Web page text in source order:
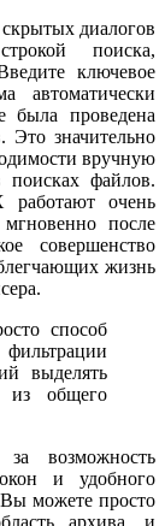
диалогов
поиска,
ключевое
автоматически
была проведена
значительно
вручную
поисках файлов.
очень
мгновенно после
совершенство
жизнь
способ
выделять
из общего
возможность
и удобного
можете просто